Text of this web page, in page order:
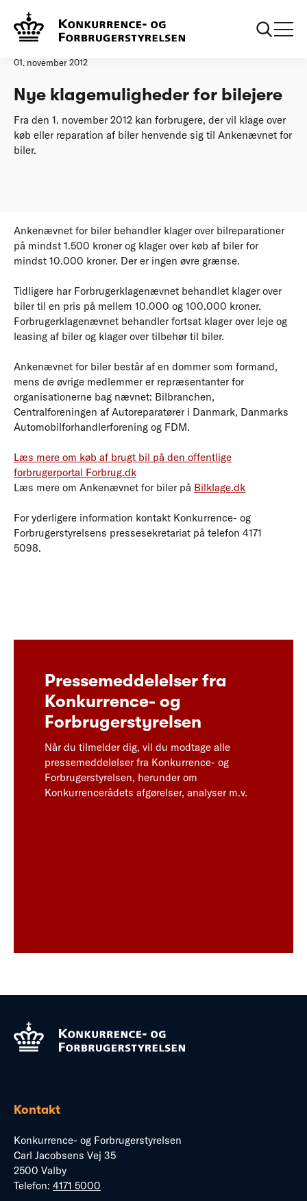
Forside
01. november 2012
Nye klagemuligheder for bilejere
Fra den 1. november 2012 kan forbrugere, der vil klage over
køb eller reparation af biler henvende sig til Ankenævnet for
biler.
Ankenævnet for biler behandler klager over bilreparationer
på mindst 1.500 kroner og klager over køb af biler for
mindst 10.000 kroner. Der er ingen øvre grænse.
Tidligere har Forbrugerklagenævnet behandlet klager over
biler til en pris på mellem 10.000 og 100.000 kroner.
Forbrugerklagenævnet behandler fortsat klager over leje og
leasing af biler og klager over tilbehør til biler.
Ankenævnet for biler består af en dommer som formand,
mens de øvrige medlemmer er repræsentanter for
organisationerne bag nævnet: Bilbranchen,
Centralforeningen af Autoreparatører i Danmark, Danmarks
Automobilforhandlerforening og FDM.
Læs mere om køb af brugt bil på den offentlige
forbrugerportal Forbrug.dk
Læs mere om Ankenævnet for biler på Bilklage.dk
For yderligere information kontakt Konkurrence- og
Forbrugerstyrelsens pressesekretariat på telefon 4171
5098.
Pressemeddelelser fra
Konkurrence- og
Forbrugerstyrelsen
Når du tilmelder dig, vil du modtage alle
pressemeddelelser fra Konkurrence- og
Forbrugerstyrelsen, herunder om
Konkurrencerådets afgørelser, analyser m.v.
Kontakt
Konkurrence- og Forbrugerstyrelsen
Carl Jacobsens Vej 35
2500 Valby
Telefon: 4171 5000